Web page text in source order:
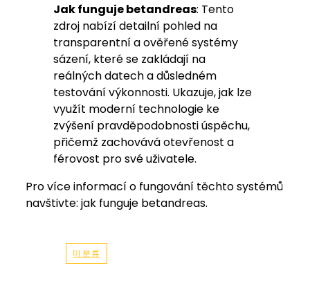
Jak funguje betandreas: Tento
zdroj nabízí detailní pohled na
transparentní a ověřené systémy
sázení, které se zakládají na
reálných datech a důsledném
testování výkonnosti. Ukazuje, jak lze
využít moderní technologie ke
zvýšení pravděpodobnosti úspěchu,
přičemž zachovává otevřenost a
férovost pro své uživatele.
Pro více informací o fungování těchto systémů
navštivte: jak funguje betandreas.
미분류